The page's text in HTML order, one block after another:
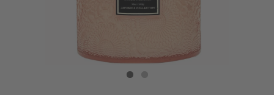
VOLUSPA Kalahari Watermelon Large Jar Candle